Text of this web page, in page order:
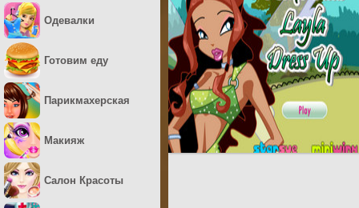
Одевалки
Готовим еду
Парикмахерская
Макияж
Салон Красоты